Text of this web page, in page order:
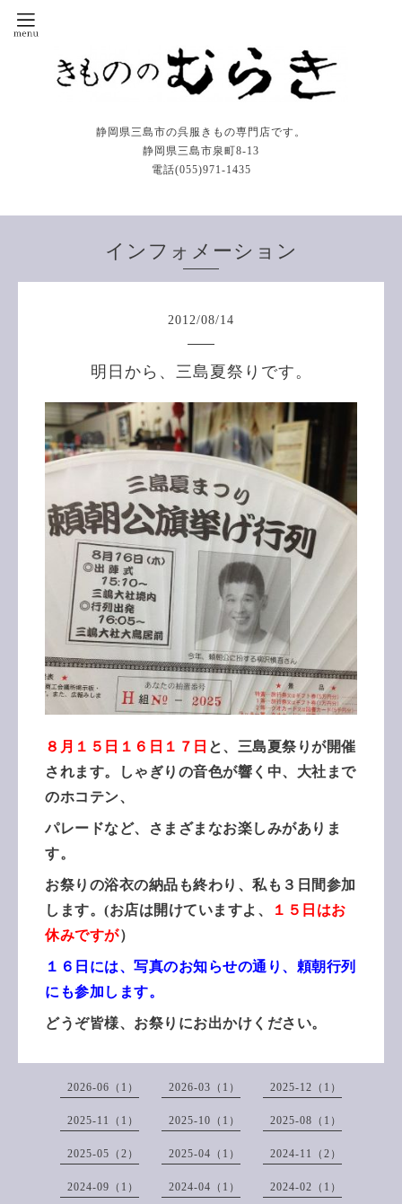
静岡県三島市の呉服きもの専門店です。
静岡県三島市泉町8-13
電話(055)971-1435
インフォメーション
2012/08/14
明日から、三島夏祭りです。
８月１５日１６日１７日 と、三島夏祭りが開催
されます。しゃぎりの音色が響く中、大社まで
のホコテン、
パレードなど、さまざまなお楽しみがありま
す。
お祭りの浴衣の納品も終わり、私も３日間参加
します。(お店は開けていますよ、
１５日はお
休みですが）
１６日には、写真のお知らせの通り、頼朝行列
にも参加します。
どうぞ皆様、お祭りにお出かけください。
2026-06（1） 2026-03（1） 2025-12（1）
2025-11（1） 2025-10（1） 2025-08（1）
2025-05（2） 2025-04（1） 2024-11（2）
2024-09（1） 2024-04（1） 2024-02（1）